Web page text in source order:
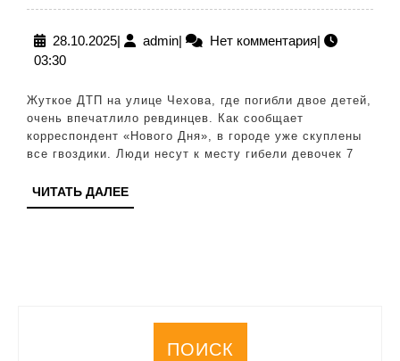
Ревде
люди
ночь
несли
цветы
месту
28.10.202528.10.2025
| adminadmin
| Нет комментария|
03:30
Жуткое ДТП на улице Чехова, где погибли двое детей,
очень впечатлило ревдинцев. Как сообщает
корреспондент «Нового Дня», в городе уже скуплены
все гвоздики. Люди несут к месту гибели девочек 7
ЧИТАТЬ ДАЛЕЕЧИТАТЬ
ДАЛЕЕ
ПОИСК